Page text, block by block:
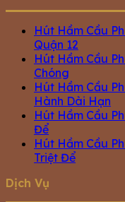
Hút Hầm Cầu
Quận 12
Hút Hầm Cầu
Chóng
Hút Hầm Cầu
Hành Dài Hạn
Hút Hầm Cầu
Để
Hút Hầm Cầu
Triệt Để
Dịch Vụ